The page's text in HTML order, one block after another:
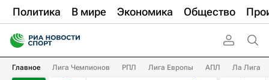
Политика В мире Экономика Общество
Главное Лига Чемпионов РПЛ Лига Европы АПЛ Ла Лига